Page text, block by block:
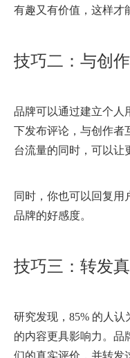
有趣又有价值，这样才
技巧二：与创
品牌可以通过建立个人
下发布评论，与创作者
台流量的同时，可以让
同时，你也可以回复用
品牌的好感度。
技巧三：转发
研究发现，85% 的人
的内容更具影响力。品